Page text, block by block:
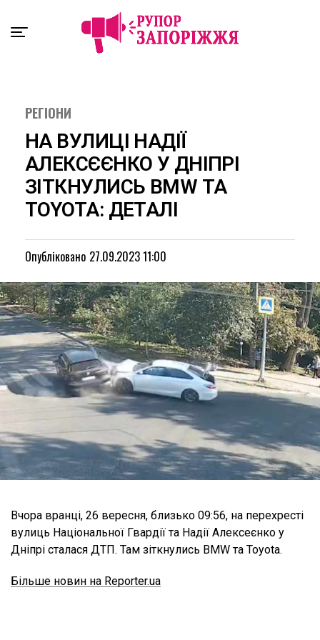
РЕГІОНИ
НА ВУЛИЦІ НАДІЇ
АЛЕКСЄЄНКО У ДНІПРІ
ЗІТКНУЛИСЬ BMW ТА
TOYOTA: ДЕТАЛІ
Опубліковано 27.09.2023 11:00
Вчора вранці, 26 вересня, близько 09:56, на перехресті
вулиць Національної Гвардії та Надії Алексеєнко у
Дніпрі сталася ДТП. Там зіткнулись BMW та Toyota.
Більше новин на Reporter.ua
Exit mobile version